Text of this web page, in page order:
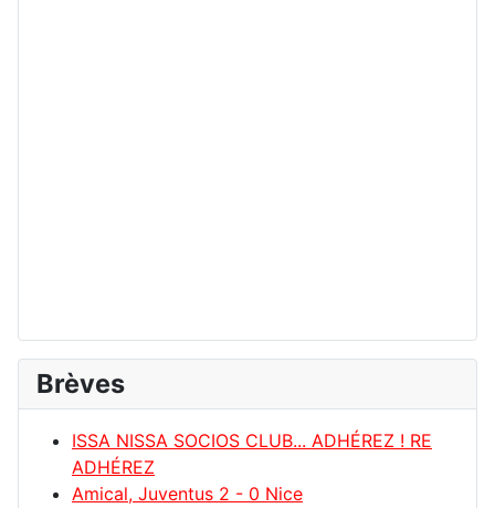
Brèves
ISSA NISSA SOCIOS CLUB... ADHÉREZ ! RE
ADHÉREZ
Amical, Juventus 2 - 0 Nice